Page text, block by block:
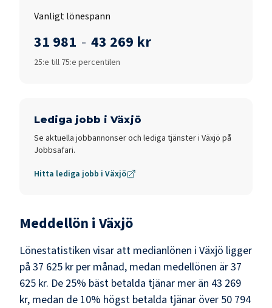
Vanligt lönespann
31 981 - 43 269 kr
25:e till 75:e percentilen
Lediga jobb i Växjö
Se aktuella jobbannonser och lediga tjänster i Växjö på
Jobbsafari.
Hitta lediga jobb i Växjö
Meddellön i Växjö
Lönestatistiken visar att medianlönen i Växjö ligger
på 37 625 kr per månad, medan medellönen är37
625 kr. De 25% bäst betalda tjänar mer än 43 269
kr, medan de 10% högst betalda tjänar över 50 794